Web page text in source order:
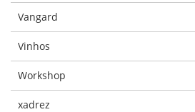
Vangard
Vinhos
Workshop
xadrez